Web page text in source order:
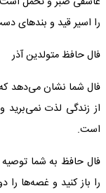
را اسیر قید و بندهای
فال حافظ متولدین آذر
فال شما نشان می‌دهد
از زندگی لذت
است.
فال حافظ به شما
را باز کنید و غصه‌ها را